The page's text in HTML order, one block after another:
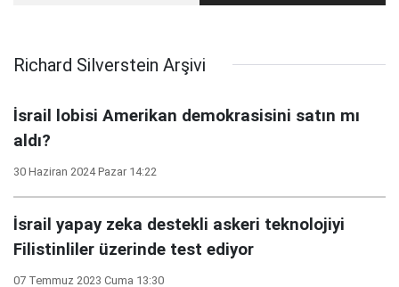
Richard Silverstein Arşivi
İsrail lobisi Amerikan demokrasisini satın mı
aldı?
30 Haziran 2024 Pazar 14:22
İsrail yapay zeka destekli askeri teknolojiyi
Filistinliler üzerinde test ediyor
07 Temmuz 2023 Cuma 13:30